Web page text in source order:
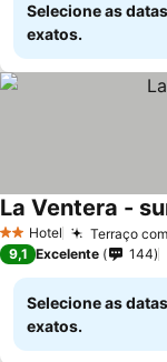
Selecione as
exatos.
2 Estrelas
Hotel Terraço
La Ventera -
9,1 Excelente 144
Selecione as
exatos.